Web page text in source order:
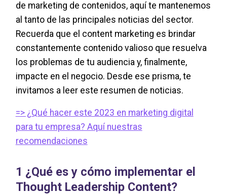
de marketing de contenidos, aquí te mantenemos
al tanto de las principales noticias del sector.
Recuerda que el content marketing es brindar
constantemente contenido valioso que resuelva
los problemas de tu audiencia y, finalmente,
impacte en el negocio. Desde ese prisma, te
invitamos a leer este resumen de noticias.
=> ¿Qué hacer este 2023 en marketing digital
para tu empresa? Aquí nuestras
recomendaciones
1 ¿Qué es y cómo implementar el
Thought Leadership Content?